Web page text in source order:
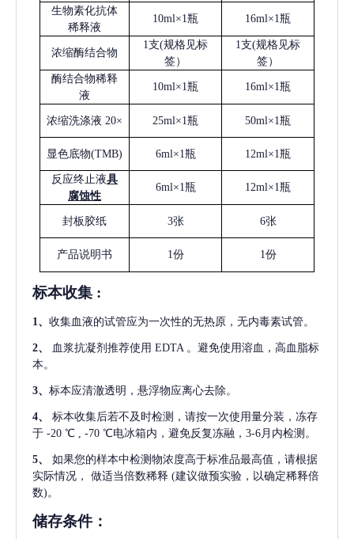
生物素化抗体
稀释液
10ml×1瓶 16ml×1瓶
浓缩酶结合物
1支(规格见标
签）
1支(规格见标
签）
酶结合物稀释
液
10ml×1瓶 16ml×1瓶
浓缩洗涤液 20× 25ml×1瓶 50ml×1瓶
显色底物(TMB) 6ml×1瓶 12ml×1瓶
反应终止液具
腐蚀性
6ml×1瓶 12ml×1瓶
封板胶纸 3张 6张
产品说明书 1份 1份
标本收集 :
1 、 收集血液的试管应为一次性的无热原，无内毒素试管。
2、 血浆抗凝剂推荐使用 EDTA 。避免使用溶血，高血脂标
本。
3、 标本应清澈透明，悬浮物应离心去除。
4、
标本收集后若不及时检测，请按一次使用量分装，冻存
于 -20 ℃ , -70 ℃电冰箱内，避免反复冻融，3-6月内检测。
5、
如果您的样本中检测物浓度高于标准品最高值，请根据
实际情况，
做适当倍数稀释 (建议做预实验，以确定稀释倍
数)。
储存条件：